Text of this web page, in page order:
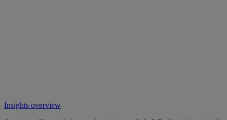
Insights overview